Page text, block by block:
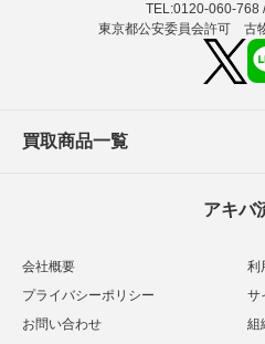
TEL:0120-060-768
東京都公安委員会許可 古
買取商品一覧
アキバ
会社概要
利
プライバシーポリシー
サ
お問い合わせ
組